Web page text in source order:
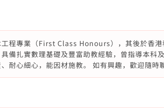
程專業（First Class Honours），其後於香港
備扎實數理基礎及豐富助教經驗，曾指導本科
耐心細心，能因材施教。 如有興趣，歡迎隨時